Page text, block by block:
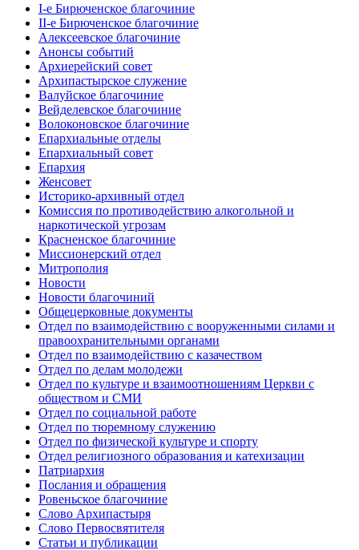
I-е Бирюченское благочиние
II-е Бирюченское благочиние
Алексеевское благочиние
Анонсы событий
Архиерейский совет
Архипастырское служение
Валуйское благочиние
Вейделевское благочиние
Волоконовское благочиние
Епархиальные отделы
Епархиальный совет
Епархия
Женсовет
Историко-архивный отдел
Комиссия по противодействию алкогольной и
наркотической угрозам
Красненское благочиние
Миссионерский отдел
Митрополия
Новости
Новости благочиний
Общецерковные документы
Отдел по взаимодействию с вооруженными силами и
правоохранительными органами
Отдел по взаимодействию с казачеством
Отдел по делам молодежи
Отдел по культуре и взаимоотношениям Церкви с
обществом и СМИ
Отдел по социальной работе
Отдел по тюремному служению
Отдел по физической культуре и спорту
Отдел религиозного образования и катехизации
Патриархия
Послания и обращения
Ровеньское благочиние
Слово Архипастыря
Слово Первосвятителя
Статьи и публикации